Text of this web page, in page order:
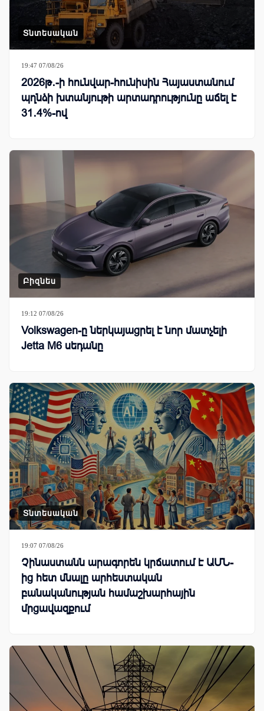
Տնտեսական
19:47 07/08/26
2026թ․-ի հունվար-հունիսին Հայաստանում
պղնձի խտանյութի արտադրությունը աճել է
31․4%-ով
Բիզնես
19:12 07/08/26
Volkswagen-ը ներկայացրել է նոր մատչելի
Jetta M6 սեդանը
Տնտեսական
19:07 07/08/26
Չինաստանն արագորեն կրճատում է ԱՄՆ-
ից հետ մնալը արհեստական
բանականության համաշխարհային
մրցավազքում